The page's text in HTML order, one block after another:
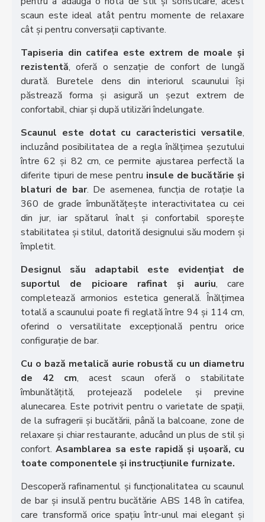
scaun este ideal atât pentru momente de relaxare
cât și pentru conversații captivante.
Tapiseria din catifea este extrem de moale și
rezistentă, oferă o senzație de confort de lungă
durată. Buretele dens din interiorul scaunului își
păstrează forma și asigură un șezut extrem de
confortabil, chiar și după utilizări îndelungate.
Scaunul este dotat cu caracteristici versatile,
incluzând posibilitatea de a regla înălțimea șezutului
între 62 și 82 cm, ce permite ajustarea perfectă la
diferite tipuri de mese pentru insule de bucătărie și
blaturi de bar. De asemenea, funcția de rotație la
360 de grade îmbunătățește interactivitatea cu cei
din jur, iar spătarul înalt și confortabil sporește
stabilitatea și stilul, datorită designului său modern și
împletit.
Designul său adaptabil este evidențiat de
suportul de picioare rafinat și auriu, care
completează armonios estetica generală. Înălțimea
totală a scaunului poate fi reglată între 94 și 114 cm,
oferind o versatilitate excepțională pentru orice
configurație de bar.
Cu o bază metalică aurie robustă cu un diametru
de 42 cm, acest scaun oferă o stabilitate
îmbunătățită, protejează podelele și previne
alunecarea. Este potrivit pentru o varietate de spații,
de la sufragerii și bucătării, până la balcoane, zone de
relaxare și chiar restaurante, aducând un plus de stil și
confort.Asamblarea sa este rapidă și ușoară, cu
toate componentele și instrucțiunile furnizate.
Descoperă rafinamentul și funcționalitatea cu scaunul
de bar și insulă pentru bucătărie ABS 148 în catifea,
care transformă orice spațiu într-unul mai elegant și